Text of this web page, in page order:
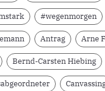
#wegenmorgen
Antrag Arne
Bernd-Carsten Hiebing